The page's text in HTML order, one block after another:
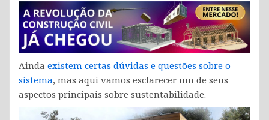
Ainda existem certas dúvidas e questões sobre o
sistema, mas aqui vamos esclarecer um de seus
aspectos principais sobre sustentabilidade.